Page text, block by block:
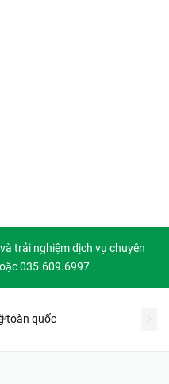
trải nghiệm dịch vụ chuyên
035.609.6997
toàn quốc